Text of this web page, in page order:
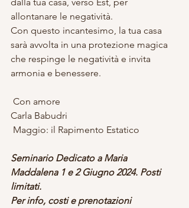
allontanare le negatività.
Con questo incantesimo, la tua casa
sarà avvolta in una protezione magica
che respinge le negatività e invita
armonia e benessere.
Con amore
Carla Babudri
Maggio: il Rapimento Estatico
Seminario Dedicato a Maria
Maddalena 1 e 2 Giugno 2024. Posti
limitati.
Per info, costi e prenotazioni